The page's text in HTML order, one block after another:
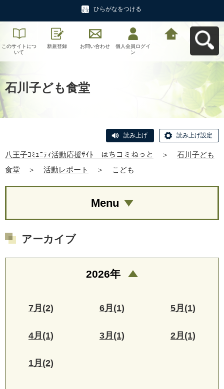
ひらがなをつける
このサイトにつ
いて
新規登録 お問い合わせ
個人会員ログイ
ン
石川子ども食堂
読み上げ 読み上げ設定
八王子ｺﾐｭﾆﾃｨ活動応援ｻｲﾄ はちコミねっと ＞
石川子ども
食堂
＞ 活動レポート ＞ こども
Menu
アーカイブ
2026年
7月(2) 6月(1) 5月(1)
4月(1) 3月(1) 2月(1)
1月(2)